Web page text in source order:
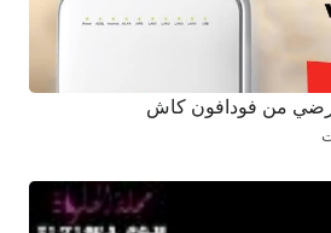
من فودافون كاش